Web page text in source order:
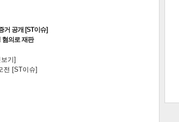
거 공개 [ST이슈]
혐의로 재판
기]
전 [ST이슈]